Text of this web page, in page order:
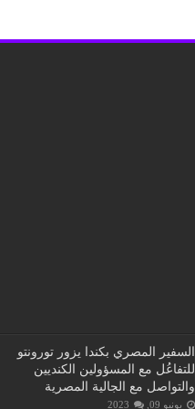
السفير المصري بكندا يزور تورونتو
للتفاعُل مع المسؤولين الكنديين
والتواصل مع الجالية المصرية
يونيو 09, 2023